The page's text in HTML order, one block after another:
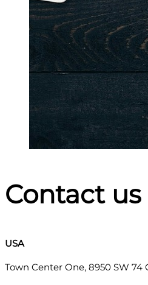
Contact us
USA
Town Center One, 8950 SW 74